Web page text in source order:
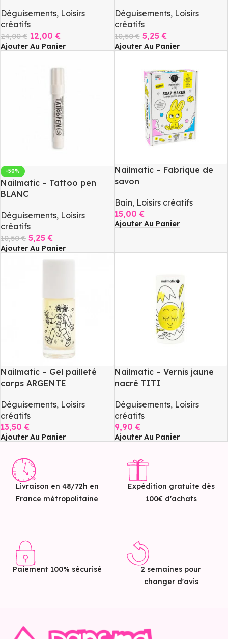
Déguisements, Loisirs
créatifs
24,00€ 12,00€
Ajouter Au Panier
Déguisements, Loisirs
créatifs
10,50€ 5,25€
Ajouter Au Panier
-50%
Nailmatic – Tattoo pen
BLANC
Déguisements, Loisirs
créatifs
10,50€ 5,25€
Ajouter Au Panier
Nailmatic – Fabrique de
savon
Bain, Loisirs créatifs
15,00€
Ajouter Au Panier
Nailmatic – Gel pailleté
corps ARGENTE
Déguisements, Loisirs
créatifs
13,50€
Ajouter Au Panier
Nailmatic – Vernis jaune
nacré TITI
Déguisements, Loisirs
créatifs
9,90€
Ajouter Au Panier
Livraison en 48/72h en
France métropolitaine
Expédition gratuite dès
100€ d'achats
Paiement 100% sécurisé
2 semaines pour
changer d'avis